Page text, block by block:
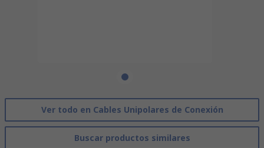
Ver todo en Cables Unipolares de Conexión
Buscar productos similares